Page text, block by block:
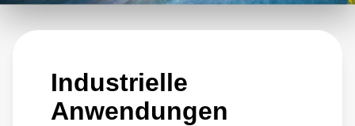
Gleichmäßigkeit, sondern auch auf der
Optimierung des Energieverbrauchs zum
Industrielle
Anwendungen